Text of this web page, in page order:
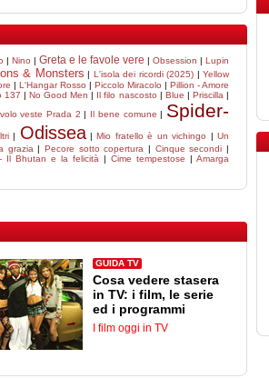
| Nino | Greta e le favole vere | Obsession | Lupin
& Monsters | L'isola dei ricordi (2025) |Yellow
| L'Hangar Rosso | Piccolo Miracolo | Pillion - Amore
137 | No Good Men | Il filo nascosto | Blue | Priscilla |
veste Prada 2 | Il bene comune | Spider-
| Odissea|Mio fratello è un vichingo |Un
grazia |Pecore sotto copertura | Cinque secondi |
Il Bhutan e la felicità |Cime tempestose |Amarga
GUIDA TV
Cosa vedere stasera
in TV: i film, le serie
ed i programmi
I film oggi in TV